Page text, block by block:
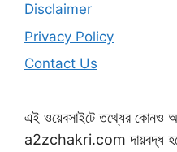
Disclaimer
Privacy Policy
Contact Us
এই ওয়েবসাইটে তথ্যের কোনও
a2zchakri.com দায়বদ্ধ